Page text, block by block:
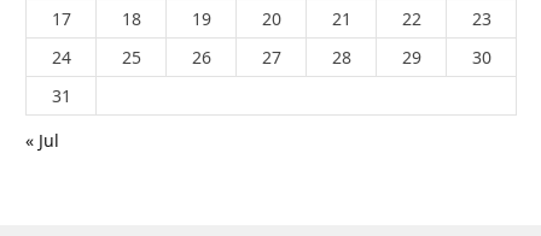
17
18 19 20 21 22
23
24
25 26 27 28 29
30
31
« Jul